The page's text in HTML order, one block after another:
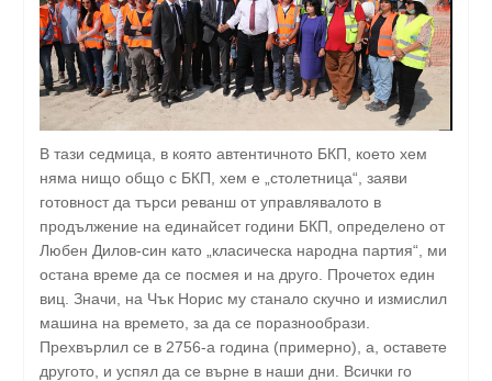
В тази седмица, в която автентичното БКП, което хем
няма нищо общо с БКП, хем е „столетница“, заяви
готовност да търси реванш от управлявалото в
продължение на единайсет години БКП, определено от
Любен Дилов-син като „класическа народна партия“, ми
остана време да се посмея и на друго. Прочетох един
виц. Значи, на Чък Норис му станало скучно и измислил
машина на времето, за да се поразнообрази.
Прехвърлил се в 2756-а година (примерно), а, оставете
другото, и успял да се върне в наши дни. Всички го